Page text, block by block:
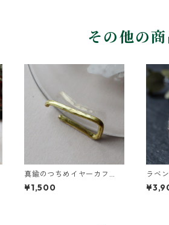
その他の
真鍮のつちめイヤーカフ
（インダストリアル風）
¥1,500
ラベ
イヤー